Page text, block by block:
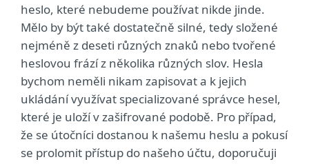
heslo, které nebudeme používat nikde jinde.
Mělo by být také dostatečně silné, tedy složené
nejméně z deseti různých znaků nebo tvořené
heslovou frází z několika různých slov. Hesla
bychom neměli nikam zapisovat a k jejich
ukládání využívat specializované správce hesel,
které je uloží v zašifrované podobě. Pro případ,
že se útočníci dostanou k našemu heslu a pokusí
se prolomit přístup do našeho účtu, doporučuji